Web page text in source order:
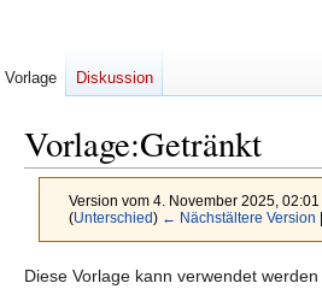
Vorlage:Getränkt
Version vom 4. November 2025, 02:01
(Unterschied) ← Nächstältere Version
Zur
Zur
Diese Vorlage kann verwendet
Vorlage Diskussion